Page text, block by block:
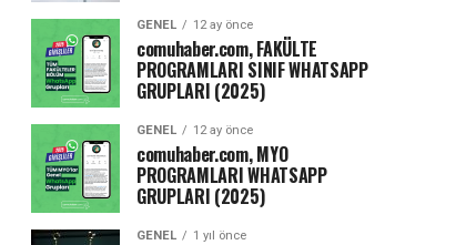
GENEL 12 ay önce
comuhaber.com, FAKÜLTE
PROGRAMLARI SINIF WHATSAPP
GRUPLARI (2025)
GENEL 12 ay önce
comuhaber.com, MYO
PROGRAMLARI WHATSAPP
GRUPLARI (2025)
GENEL 1 yıl önce